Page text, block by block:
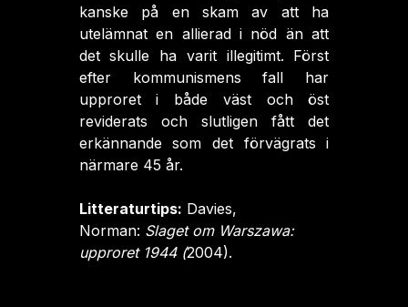
kanske på en skam av att ha
utelämnat en allierad i nöd än att
det skulle ha varit illegitimt. Först
efter kommunismens fall har
upproret i både väst och öst
reviderats och slutligen fått det
erkännande som det förvägrats i
närmare 45 år.
Litteraturtips: Davies,
Norman: Slaget om Warszawa:
upproret 1944 (2004).